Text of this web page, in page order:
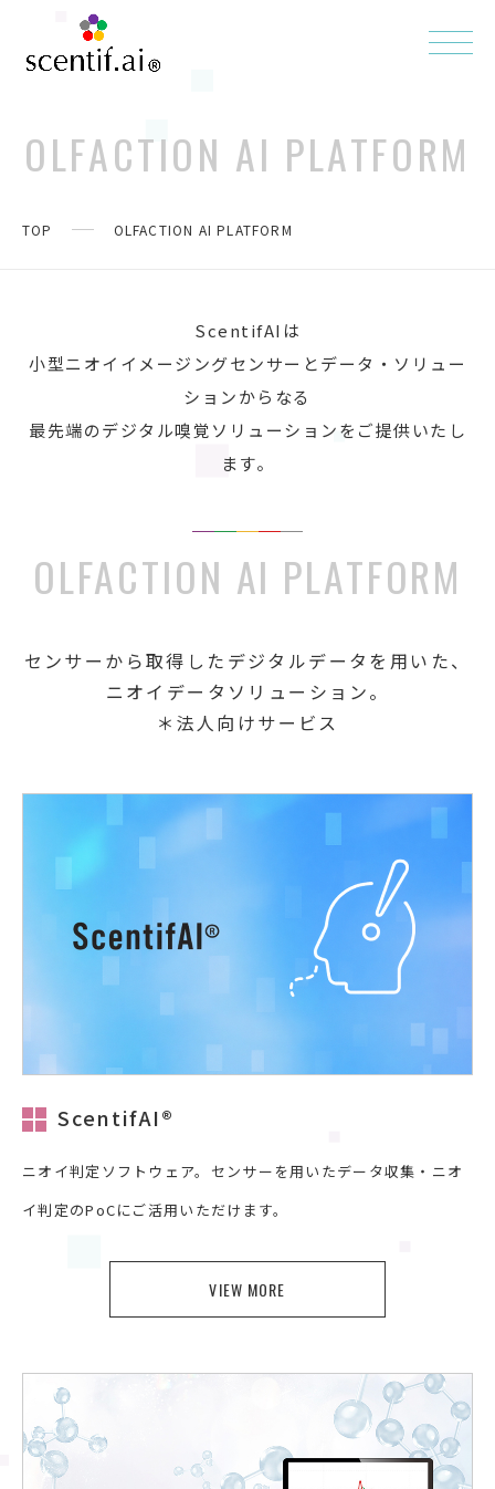
OLFACTION AI PLATFORM
TOP OLFACTION AI PLATFORM
ScentifAIは
小型ニオイイメージングセンサーとデータ・ソリュー
ションからなる
最先端のデジタル嗅覚ソリューションをご提供いたし
ます。
OLFACTION AI PLATFORM
センサーから取得したデジタルデータを用いた、
ニオイデータソリューション。
＊法人向けサービス
ScentifAI®
ニオイ判定ソフトウェア。センサーを用いたデータ収集・ニオ
イ判定のPoCにご活用いただけます。
VIEW MORE